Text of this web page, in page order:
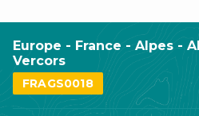
Europe - France - Alpes -
Vercors
FRAGS0018